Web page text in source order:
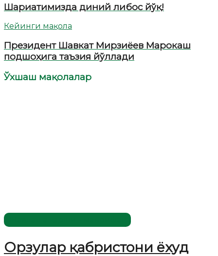
Шариатимизда диний либос йўқ!
Кейинги мақола
Президент Шавкат Мирзиёев Марокаш
подшоҳига таъзия йўллади
Ўхшаш мақолалар
Орзулар қабристони ёхуд